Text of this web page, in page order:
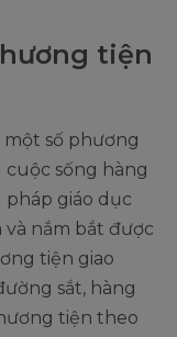
tiện
số phương
sống hàng
giáo dục
nắm bắt được
tiện giao
sắt, hàng
tiện theo